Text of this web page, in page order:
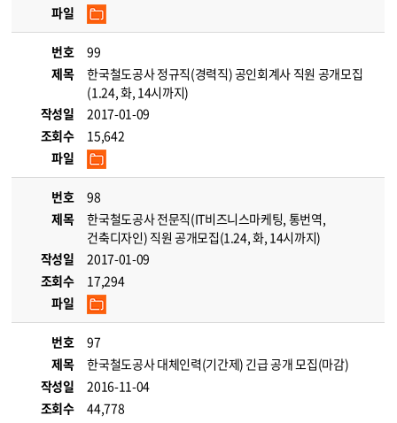
파일
번호
99
제목
한국철도공사 정규직(경력직) 공인회계사 직원 공개모집
(1.24, 화, 14시까지)
작성일
2017-01-09
조회수
15,642
파일
번호
98
제목
한국철도공사 전문직(IT비즈니스마케팅, 통번역,
건축디자인) 직원 공개모집(1.24, 화, 14시까지)
작성일
2017-01-09
조회수
17,294
파일
번호
97
제목
한국철도공사 대체인력(기간제) 긴급 공개 모집(마감)
작성일
2016-11-04
조회수
44,778